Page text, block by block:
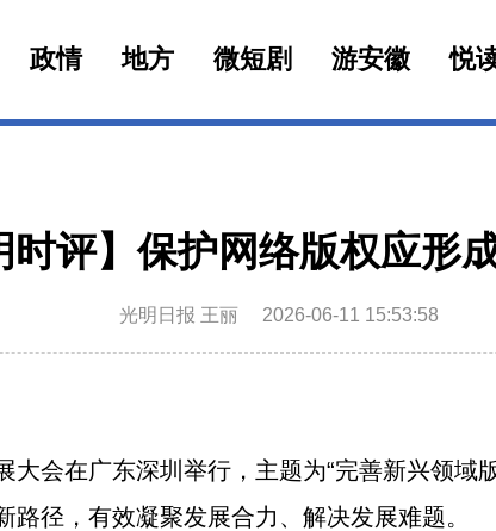
政情 地方 微短剧 游安徽 悦
时评】保护网络版权应形
光明日报 王丽 2026-06-11 15:53:58
在广东深圳举行，主题为“完善新兴领域
径，有效凝聚发展合力、解决发展难题。